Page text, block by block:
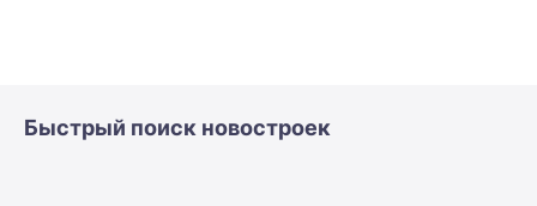
Быстрый поиск новостроек